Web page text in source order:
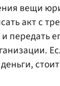
вещи
акт с
передать